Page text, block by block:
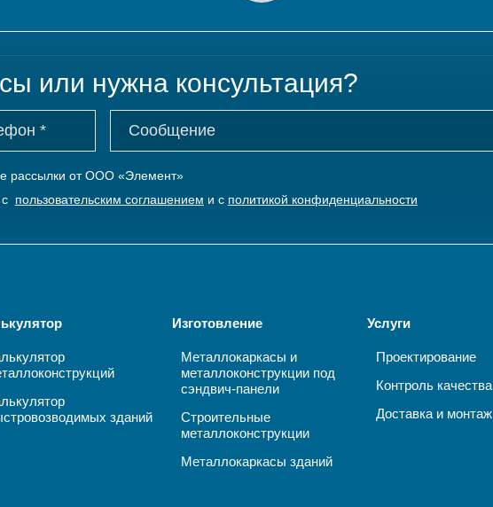
или нужна консультация?
рассылки от ООО «Элемент»
пользовательским соглашением и с политикой конфиденциальности
зданий
Изготовление
Металлокаркасы и
металлоконструкции под
сэндвич-панели
Строительные
металлоконструкции
Металлокаркасы зданий
Услуги
Проектирование
Контроль качества
Доставка и монтаж